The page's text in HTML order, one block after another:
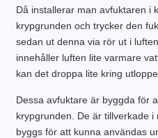
Då installerar man avfuktaren i
krypgrunden och trycker den
sedan ut denna via rör ut i
innehåller luften lite varmare
kan det droppa lite kring
Dessa avfuktare är byggda för
krypgrunden. De är tillverkade
byggs för att kunna användas